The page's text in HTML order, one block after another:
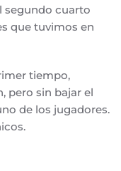
segundo cuarto
que tuvimos en
tiempo,
pero sin bajar el
de los jugadores.